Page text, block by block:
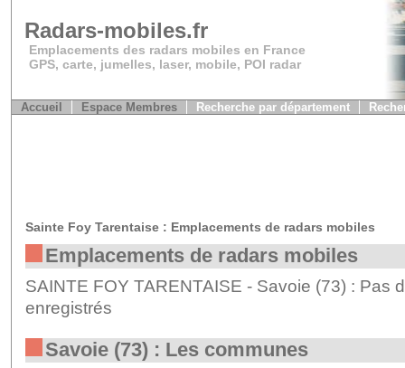
Radars-mobiles.fr
Emplacements des radars mobiles en France
GPS, carte, jumelles, laser, mobile, POI radar
Accueil Espace Membres Recherche par département
Sainte Foy Tarentaise : Emplacements de radars mobiles
Emplacements de radars mobiles
SAINTE FOY TARENTAISE - Savoie (73) : Pas
enregistrés
Savoie (73) : Les communes